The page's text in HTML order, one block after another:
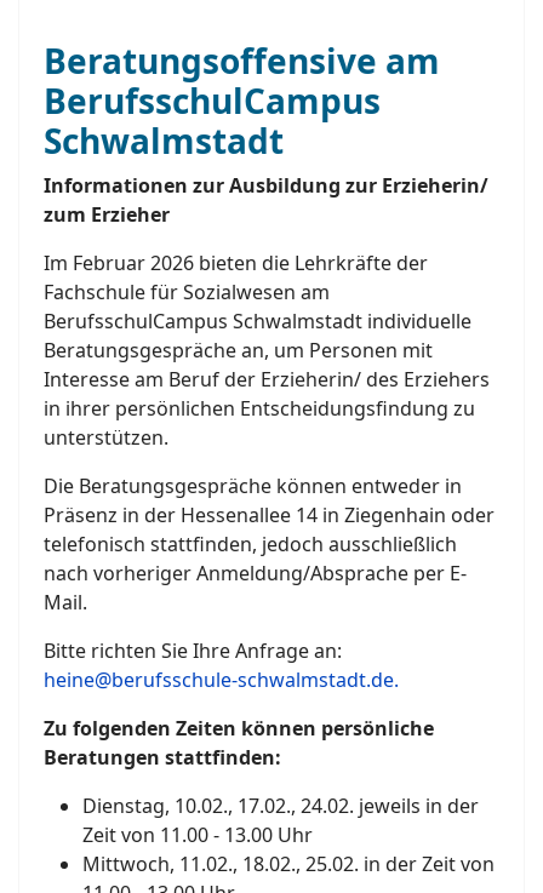
Beratungsoffensive am
BerufsschulCampus
Schwalmstadt
Informationen zur Ausbildung zur Erzieherin/
zum Erzieher
Im Februar 2026 bieten die Lehrkräfte der
Fachschule für Sozialwesen am
BerufsschulCampus Schwalmstadt individuelle
Beratungsgespräche an, um Personen mit
Interesse am Beruf der Erzieherin/ des Erziehers
in ihrer persönlichen Entscheidungsfindung zu
unterstützen.
Die Beratungsgespräche können entweder in
Präsenz in der Hessenallee 14 in Ziegenhain oder
telefonisch stattfinden, jedoch ausschließlich
nach vorheriger Anmeldung/Absprache per E-
Mail.
Bitte richten Sie Ihre Anfrage an:
heine@berufsschule-schwalmstadt.de.
Zu folgenden Zeiten können persönliche
Beratungen stattfinden:
Dienstag, 10.02., 17.02., 24.02. jeweils in der
Zeit von 11.00 - 13.00 Uhr
Mittwoch, 11.02., 18.02., 25.02. in der Zeit von